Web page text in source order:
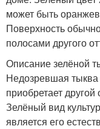
может быть
Поверхность
полосами другого
Описание зелёной
Недозревшая
приобретает
Зелёный вид
является его